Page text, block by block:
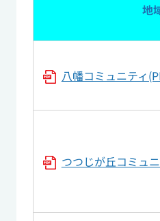
地
八幡コミュニティ
つつじが丘コミュ